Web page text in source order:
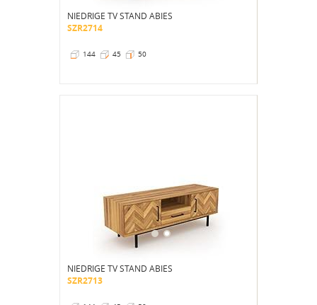
NIEDRIGE TV STAND ABIES
SZR2714
144 45 50
NIEDRIGE TV STAND ABIES
SZR2713